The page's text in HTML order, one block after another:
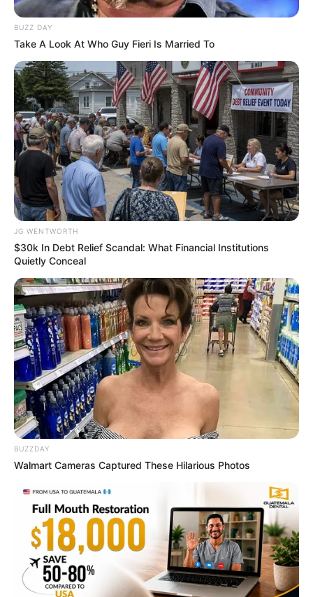
The Truth Will Finally Set Gina Carano Free
BRAINBERRIES
This Woman Chose To Live Like A Horse
BRAINBERRIES
Sensational Seductress: Demi Moore's Most
Scandalous Performances
BRAINBERRIES
BUZZ DAY
Take A Look At Who Guy Fieri Is Married To
JG WENTWORTH
$30k In Debt Relief Scandal: What Financial Institutions
Quietly Conceal
BUZZDAY
Walmart Cameras Captured These Hilarious Photos